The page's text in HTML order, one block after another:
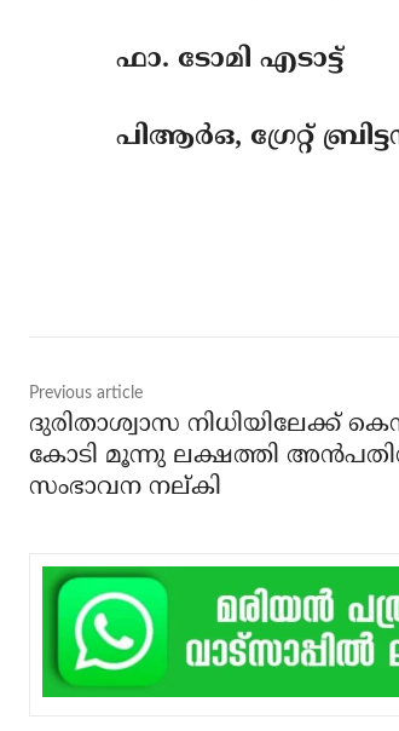
ഫാ. ടോമി എടാട്ട്
പിആർഒ, ഗ്രേറ്റ്
Previous article
ദുരിതാശ്വാസ നിധിയിലേക്ക്
കോടി മൂന്നു ലക്ഷത്തി
സംഭാവന നല്കി